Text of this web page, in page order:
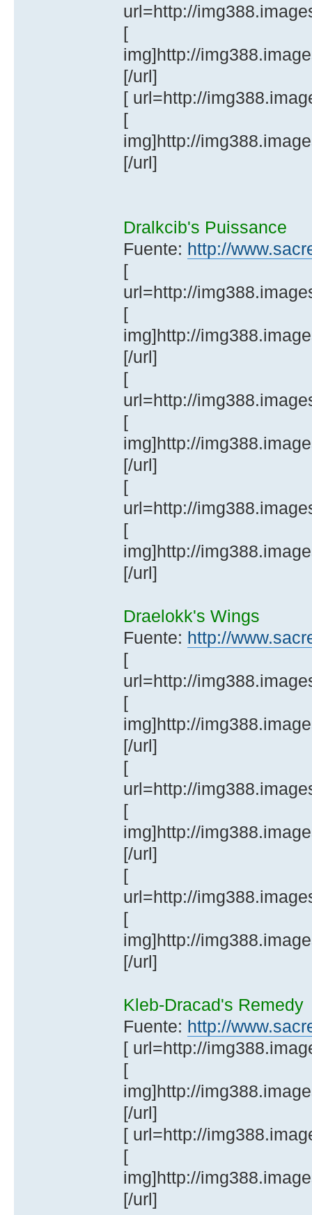
url=http://
[
img]http://
[/url]
[ url=http://
[
img]http://
[/url]
Dralkcib's Puissance
Fuente: http://
[
url=http://
[
img]http://
[/url]
[
url=http://
[
img]http://
[/url]
[
url=http://
[
img]http://
[/url]
Draelokk's Wings
Fuente: http://
[
url=http://
[
img]http://
[/url]
[
url=http://
[
img]http://
[/url]
[
url=http://
[
img]http://
[/url]
Kleb-Dracad's Remedy
Fuente: http://
[ url=http://
[
img]http://
[/url]
[ url=http://
[
img]http://
[/url]